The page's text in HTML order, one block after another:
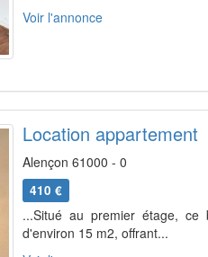
Voir l'annonce
Location appartement
Alençon 61000 - 0
410 €
...Situé au premier étage,
d'environ 15 m2, offrant...